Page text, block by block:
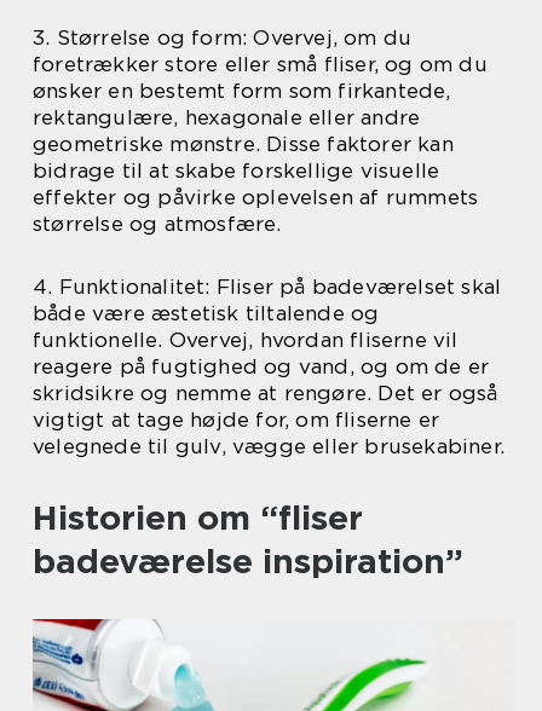
3. Størrelse og form: Overvej, om du
foretrækker store eller små fliser, og om du
ønsker en bestemt form som firkantede,
rektangulære, hexagonale eller andre
geometriske mønstre. Disse faktorer kan
bidrage til at skabe forskellige visuelle
effekter og påvirke oplevelsen af rummets
størrelse og atmosfære.
4. Funktionalitet: Fliser på badeværelset skal
både være æstetisk tiltalende og
funktionelle. Overvej, hvordan fliserne vil
reagere på fugtighed og vand, og om de er
skridsikre og nemme at rengøre. Det er også
vigtigt at tage højde for, om fliserne er
velegnede til gulv, vægge eller brusekabiner.
Historien om “fliser
badeværelse inspiration”